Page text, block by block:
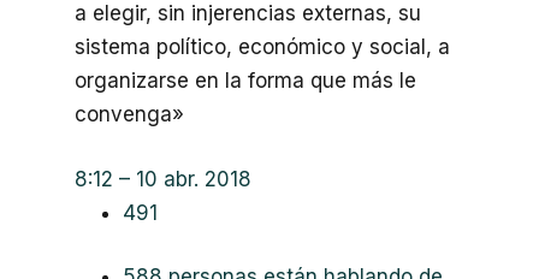
a elegir, sin injerencias externas, su
sistema político, económico y social, a
organizarse en la forma que más le
convenga»
8:12 – 10 abr. 2018
491